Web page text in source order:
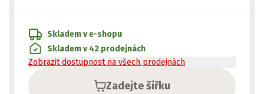
Zadejte šířku
Skladem v e-shopu
Skladem v 42 prodejnách
Zobrazit dostupnost na všech prodejnách